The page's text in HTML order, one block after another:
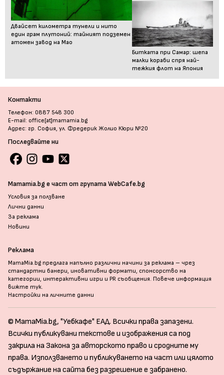
Двайсет километра тунели и нито
един грам плутоний: тайният подземен
атомен завод на Мао
Битката при Самар: шепа
малки кораби спря най-
тежкия флот на Япония
Контакти
Телефон: 0887 548 300
E-mail: office[at]mamamia.bg
Адрес: гр. София, ул. Фредерик Жолио Кюри №20
Последвайте ни
Mamamia.bg е част от групата WebCafe.bg
Условия за ползване
Лични данни
За реклама
Новини
Реклама
MamaMia.bg предлага напълно различни начини за реклама – чрез
стандартни банери, иновативни формати, спонсорство на
категории, интерактивни игри и PR съобщения. Повече информация
вижте тук.
Настройки на личните данни
© MamaMia.bg, "Уебкафе" ЕАД. Всички права запазени.
Всички публикувани текстове и изображения са под
закрила на Закона за авторското право и сродните му
права. Използването и публикуването на част или цялото
съдържание на сайта без разрешение е забранено.